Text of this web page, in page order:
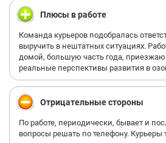
Плюсы в работе
Команда курьеров подобралась
выручить в нештатных ситуациях.
домой, большую часть года, приезжаю
реальные перспективы развития в
Отрицательные стороны
По работе, периодически, бывает и
вопросы решать по телефону. Курьеры